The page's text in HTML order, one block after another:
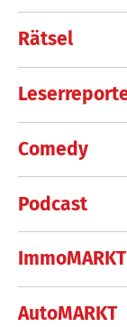
Rätsel
Comedy
Podcast
ImmoMARKT
AutoMARKT